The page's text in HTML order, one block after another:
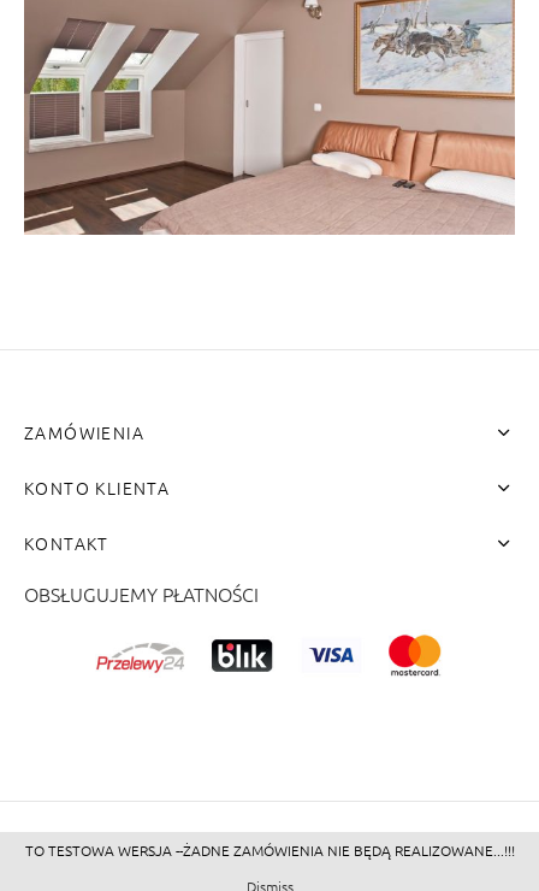
ZAMÓWIENIA
KONTO KLIENTA
KONTAKT
OBSŁUGUJEMY PŁATNOŚCI
©2026 - Zacienione.pl<br>
TO TESTOWA WERSJA --ŻADNE ZAMÓWIENIA NIE BĘDĄ REALIZOWANE...!!!
Dismiss